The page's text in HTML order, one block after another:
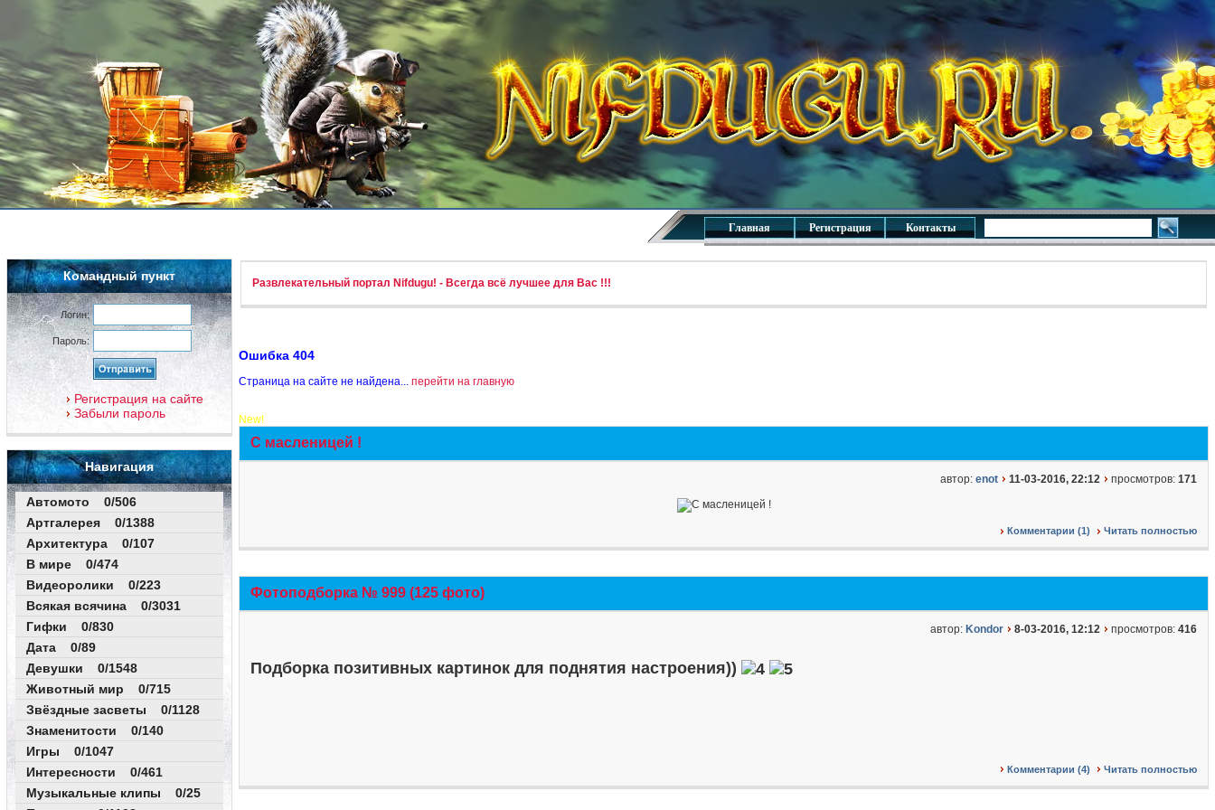
Главная Регистрация Контакты
Командный пункт
Логин:
Пароль:
Регистрация на сайте
Забыли пароль
Навигация
Автомото 0/506
Артгалерея 0/1388
Архитектура 0/107
В мире 0/474
Видеоролики 0/223
Всякая всячина 0/3031
Гифки 0/830
Дата 0/89
Девушки 0/1548
Животный мир 0/715
Звёздные засветы 0/1128
Знаменитости 0/140
Игры 0/1047
Интересности 0/461
Музыкальные клипы 0/25
Развлекательный портал Nifdugu! - Всегда всё лучшее для Вас !!!
Ошибка 404
Страница на сайте не найдена... перейти на главную
New!
С масленицей !
автор: enot 11-03-2016, 22:12 просмотров: 171
Комментарии (1) Читать полностью
Фотоподборка № 999 (125 фото)
автор: Kondor 8-03-2016, 12:12 просмотров: 416
Подборка позитивных картинок для поднятия настроения))
Комментарии (4) Читать полностью